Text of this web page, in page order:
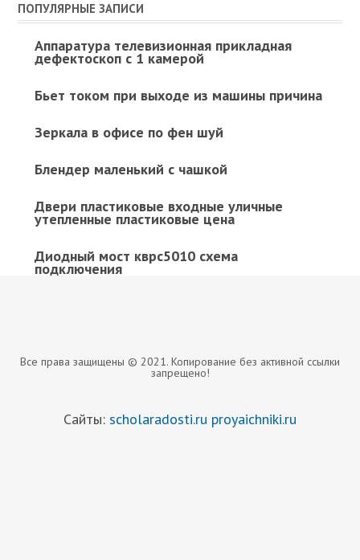
ПОПУЛЯРНЫЕ ЗАПИСИ
Аппаратура телевизионная прикладная
дефектоскоп с 1 камерой
Бьет током при выходе из машины причина
Зеркала в офисе по фен шуй
Блендер маленький с чашкой
Двери пластиковые входные уличные
утепленные пластиковые цена
Диодный мост кврс5010 схема
подключения
Все права защищены © 2021. Копирование без активной ссылки
запрещено!
Сайты: scholaradosti.ru proyaichniki.ru